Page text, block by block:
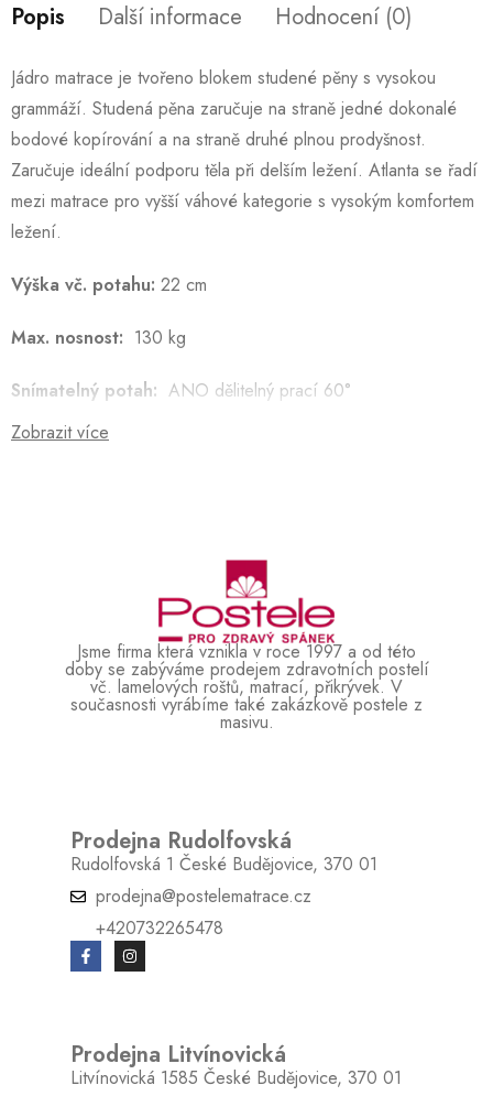
Popis Další informace Hodnocení (0)
Jádro matrace je tvořeno blokem studené pěny s vysokou
grammáží. Studená pěna zaručuje na straně jedné dokonalé
bodové kopírování a na straně druhé plnou prodyšnost.
Zaručuje ideální podporu těla při delším ležení. Atlanta se řadí
mezi matrace pro vyšší váhové kategorie s vysokým komfortem
ležení.
Výška vč. potahu: 22 cm
Max. nosnost: 130 kg
Snímatelný potah: ANO dělitelný prací 60°
Záruka:2 roky – potah, 5 let – jádro
Zobrazit více
Jsme firma která vznikla v roce 1997 a od této
doby se zabýváme prodejem zdravotních postelí
vč. lamelových roštů, matrací, přikrývek. V
současnosti vyrábíme také zakázkově postele z
masivu.
Prodejna Rudolfovská
Rudolfovská 1 České Budějovice, 370 01
prodejna@postelematrace.cz
+420732265478
Prodejna Litvínovická
Litvínovická 1585 České Budějovice, 370 01